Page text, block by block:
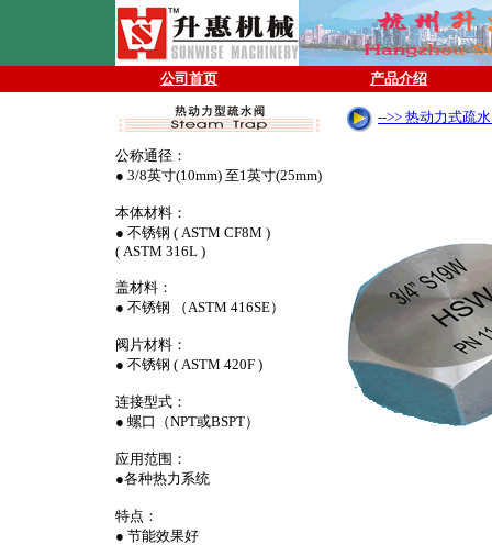
公司首页 产品介绍
-->> 热动力式疏
公称通径：
● 3/8英寸(10mm) 至1英寸(25mm)
本体材料：
● 不锈钢 ( ASTM CF8M )
( ASTM 316L )
盖材料：
● 不锈钢 （ASTM 416SE）
阀片材料：
● 不锈钢 ( ASTM 420F )
连接型式：
● 螺口（NPT或BSPT）
应用范围：
●各种热力系统
特点：
● 节能效果好